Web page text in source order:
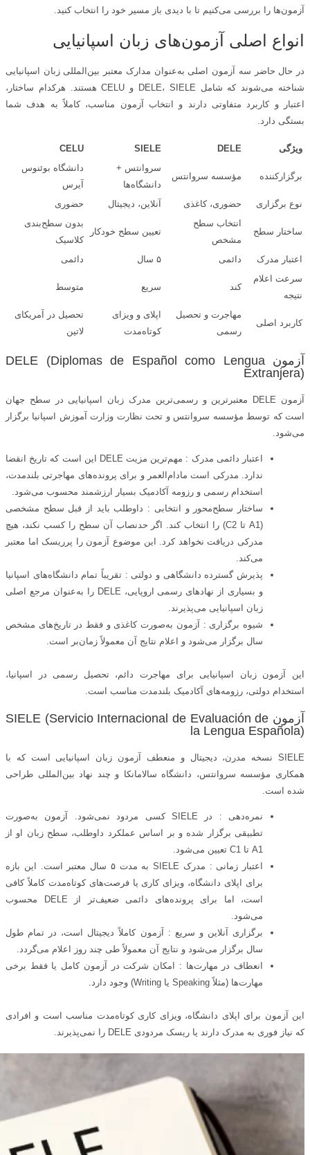
آزمون‌ها را بررسی می‌کنیم تا با دیدی باز مسیر خود را انتخاب کنید.
انواع اصلی آزمون‌های زبان اسپانیایی
در حال حاضر سه آزمون اصلی به‌عنوان مدارک معتبر بین‌المللی زبان اسپانیایی
شناخته می‌شوند که شامل DELE، SIELE و CELU هستند. هرکدام ساختار،
اعتبار و کاربرد متفاوتی دارند و انتخاب آزمون مناسب، کاملاً به هدف شما
بستگی دارد.
ویژگی DELE
SIELE
CELU
برگزارکننده مؤسسه سروانتس
سروانتس +
دانشگاه‌ها
دانشگاه بوئنوس
آیرس
نوع برگزاری
حضوری، کاغذی آنلاین، دیجیتال حضوری
ساختار سطح
انتخاب سطح
مشخص
تعیین سطح خودکار
بدون سطح‌بندی
کلاسیک
اعتبار مدرک
دائمی ۵ سال
دائمی
سرعت اعلام
نتیجه
کند سریع متوسط
کاربرد اصلی
مهاجرت و تحصیل
رسمی
اپلای و ویزای
کوتاه‌مدت
تحصیل در آمریکای
لاتین
آزمون DELE (Diplomas de Español como Lengua
Extranjera)
آزمون DELE معتبرترین و رسمی‌ترین مدرک زبان اسپانیایی در سطح جهان
است که توسط مؤسسه سروانتس و تحت نظارت وزارت آموزش اسپانیا برگزار
می‌شود.
اعتبار دائمی مدرک : مهم‌ترین مزیت DELE این است که تاریخ انقضا
ندارد. مدرکی است مادام‌العمر و برای پرونده‌های مهاجرتی بلندمدت،
استخدام رسمی و رزومه آکادمیک بسیار ارزشمند محسوب می‌شود.
ساختار سطح‌محور و انتخابی : داوطلب باید از قبل سطح مشخصی
(A1 تا C2) را انتخاب کند. اگر حدنصاب آن سطح را کسب نکند، هیچ
مدرکی دریافت نخواهد کرد. این موضوع آزمون را پرریسک اما معتبر
می‌کند.
پذیرش گسترده دانشگاهی و دولتی : تقریباً تمام دانشگاه‌های اسپانیا
و بسیاری از نهادهای رسمی اروپایی، DELE را به‌عنوان مرجع اصلی
زبان اسپانیایی می‌پذیرند.
شیوه برگزاری : آزمون به‌صورت کاغذی و فقط در تاریخ‌های مشخص
سال برگزار می‌شود و اعلام نتایج آن معمولاً زمان‌بر است.
این آزمون زبان اسپانیایی برای مهاجرت دائم، تحصیل رسمی در اسپانیا،
استخدام دولتی، رزومه‌های آکادمیک بلندمدت مناسب است.
آزمون SIELE (Servicio Internacional de Evaluación de
la Lengua Española)
SIELE نسخه مدرن، دیجیتال و منعطف آزمون زبان اسپانیایی است که با
همکاری مؤسسه سروانتس، دانشگاه سالامانکا و چند نهاد بین‌المللی طراحی
شده است.
نمره‌دهی : در SIELE کسی مردود نمی‌شود. آزمون به‌صورت
تطبیقی برگزار شده و بر اساس عملکرد داوطلب، سطح زبان او از
A1 تا C1 تعیین می‌شود.
اعتبار زمانی : مدرک SIELE به مدت ۵ سال معتبر است. این بازه
برای اپلای دانشگاه، ویزای کاری یا فرصت‌های کوتاه‌مدت کاملاً کافی
است، اما برای پرونده‌های دائمی ضعیف‌تر از DELE محسوب
می‌شود.
برگزاری آنلاین و سریع : آزمون کاملاً دیجیتال است، در تمام طول
سال برگزار می‌شود و نتایج آن معمولاً طی چند روز اعلام می‌گردد.
انعطاف در مهارت‌ها : امکان شرکت در آزمون کامل یا فقط برخی
مهارت‌ها (مثلاً Speaking یا Writing) وجود دارد.
این آزمون برای اپلای دانشگاه، ویزای کاری کوتاه‌مدت مناسب است و افرادی
که نیاز فوری به مدرک دارند یا ریسک مردودی DELE را نمی‌پذیرند.